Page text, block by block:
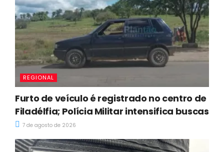
REGIONAL
Furto de veículo é registrado no centro de
Filadélfia; Polícia Militar intensifica buscas
7 de agosto de 2026